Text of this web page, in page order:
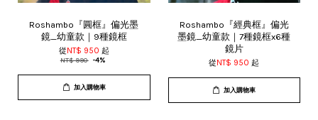
Roshambo『圓框』偏光墨
鏡_幼童款｜9種鏡框
從 NT$ 950 起
NT$ 990 -4%
加入購物車
Roshambo『經典框』偏光
墨鏡_幼童款｜7種鏡框x6種
鏡片
從 NT$ 950起
加入購物車